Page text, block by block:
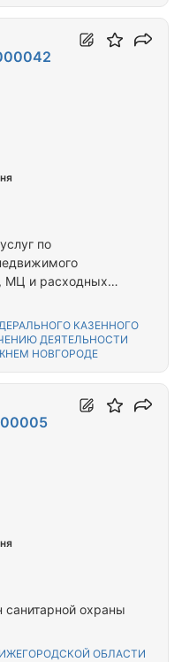
доп. проф.
отдельных
власти (их
по
МЦ и расходных
на аренду
хранение
услуг по
доп.проф.
отдельных
власти (их
КАЗЕННОГО
ДЕЯТЕЛЬНОСТИ
НОВГОРОДЕ
санитарной охраны
ОБЛАСТИ